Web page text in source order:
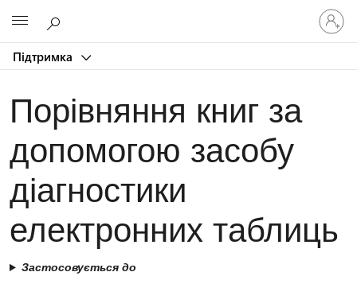
Підтримка
Увійдіть
свій
запис
Порівняння книг за
допомогою засобу
діагностики
електронних таблиць
Застосовується до